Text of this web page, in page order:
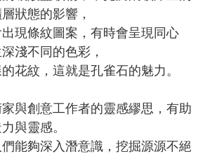
狀態的影響，
現條紋圖案，有時會呈現同心
淺不同的色彩，
花紋，這就是孔雀石的魅力。
與創意工作者的靈感繆思，有助
與靈感。
能夠深入潛意識，挖掘源源不絕